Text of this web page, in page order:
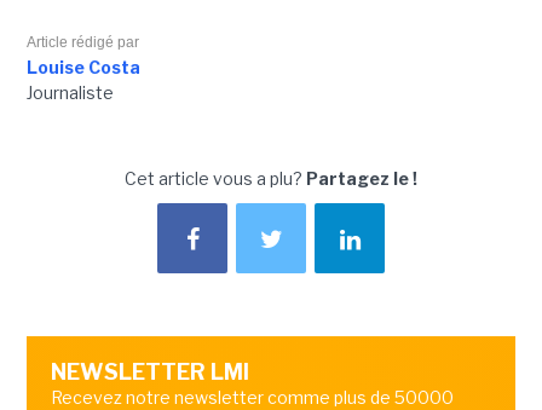
Article rédigé par
Louise Costa
Journaliste
Cet article vous a plu? Partagez le !
NEWSLETTER LMI
Recevez notre newsletter comme plus de 50000